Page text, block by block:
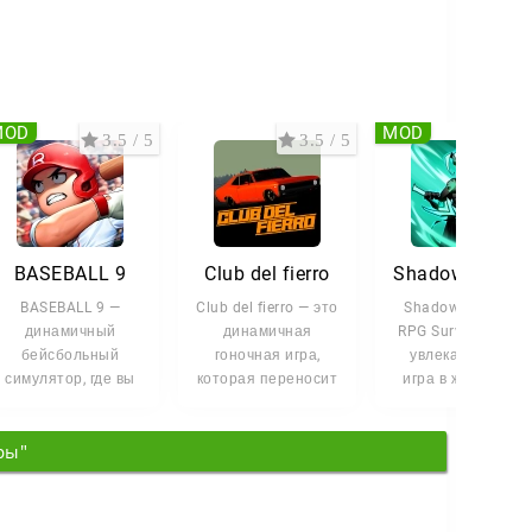
BASEBALL 9
BASEBALL 9 —
динамичный
бейсбольный
симулятор, где вы
команду и ведёте
её к
3.5 / 5
Club del fierro
Club del fierro — это
динамичная
гоночная игра,
которая переносит
3.5 / 5
Shadow War: Idle
RPG Survival — это
увлекательная
игра в жанре idle
MOD